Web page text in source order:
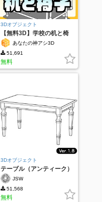
3Dオブジェクト
【無料3D】学校の机と椅
子
あなたの神アシ3D
51,691
無料
3Dオブジェクト
テーブル（アンティーク）
ver.1.8
JSW
51,568
無料